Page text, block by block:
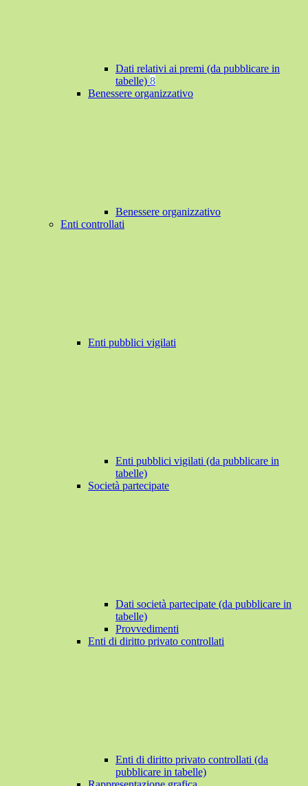
Dati relativi ai premi (da pubblicare in
tabelle) 8
Benessere organizzativo
Benessere organizzativo
Enti controllati
Enti pubblici vigilati
Enti pubblici vigilati (da pubblicare in
tabelle)
Società partecipate
Dati società partecipate (da pubblicare in
tabelle)
Provvedimenti
Enti di diritto privato controllati
Enti di diritto privato controllati (da
pubblicare in tabelle)